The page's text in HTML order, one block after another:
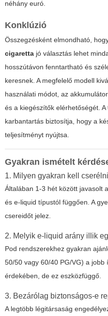
néhány euró.
Konklúzió
Összegzésként elmondható,
cigaretta jó választás lehet
hosszútávon fenntartható és
keresnek. A megfelelő modell
használati módot, az
és a kiegészítők elérhetőségét.
karbantartás biztosítja, hogy a
teljesítményt nyújtsa.
Gyakran ismételt
1. Milyen gyakran kell
Általában 1-3 hét között javasolt
és e-liquid típustól függően. A
csereidőt jelez.
2. Melyik e-liquid arány illik
Pod rendszerekhez gyakran
50/50 vagy 60/40 PG/VG) a jobb
érdekében, de ez eszközfüggő.
3. Bezárólag biztonságos-e
A legtöbb légitársaság